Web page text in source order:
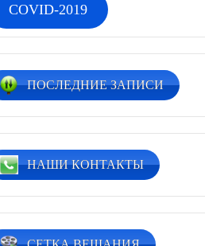
COVID-2019
ПОСЛЕДНИЕ ЗАПИСИ
НАШИ КОНТАКТЫ